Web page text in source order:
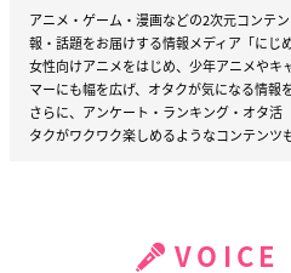
アニメ・ゲーム・漫画などの2次元コンテ
報・話題をお届けする情報メディア「にじ
女性向けアニメをはじめ、少年アニメやキ
マーにも幅を広げ、オタクが気になる情報
さらに、アンケート・ランキング・オタ活
タクがワクワク楽しめるようなコンテンツ
VOICE